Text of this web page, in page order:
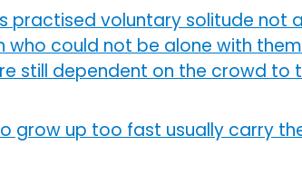
practised voluntary solitude not
who could not be alone with
still dependent on the crowd to
grow up too fast usually carry